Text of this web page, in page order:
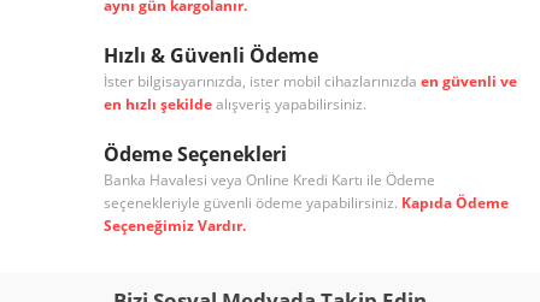
aynı gün kargolanır.
Hızlı & Güvenli Ödeme
İster bilgisayarınızda, ister mobil cihazlarınızda en güvenli ve
en hızlı şekildealışveriş yapabilirsiniz.
Ödeme Seçenekleri
Banka Havalesi veya Online Kredi Kartı ile Ödeme
seçenekleriyle güvenli ödeme yapabilirsiniz. Kapıda Ödeme
Seçeneğimiz Vardır.